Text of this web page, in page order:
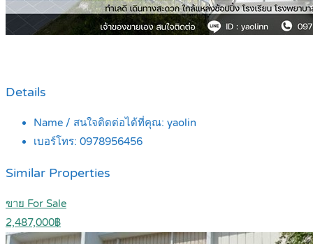
Details
Name / สนใจติดต่อได้ที่คุณ: yaolin
เบอร์โทร: 0978956456
Similar Properties
ขาย For Sale
2,487,000฿